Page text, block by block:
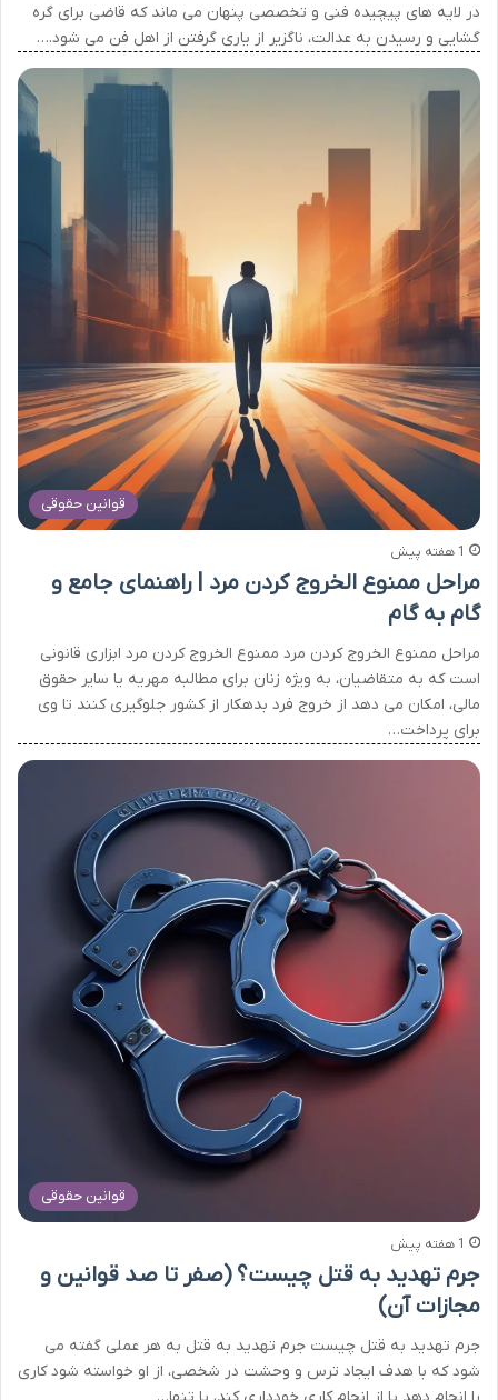
در لایه های پیچیده فنی و تخصصی پنهان می ماند که قاضی برای گره
گشایی و رسیدن به عدالت، ناگزیر از یاری گرفتن از اهل فن می شود.…
قوانین حقوقی
1 هفته پیش
مراحل ممنوع الخروج کردن مرد | راهنمای جامع و
گام به گام
مراحل ممنوع الخروج کردن مرد ممنوع الخروج کردن مرد ابزاری قانونی
است که به متقاضیان، به ویژه زنان برای مطالبه مهریه یا سایر حقوق
مالی، امکان می دهد از خروج فرد بدهکار از کشور جلوگیری کنند تا وی
برای پرداخت…
قوانین حقوقی
1 هفته پیش
جرم تهدید به قتل چیست؟ (صفر تا صد قوانین و
مجازات آن)
جرم تهدید به قتل چیست جرم تهدید به قتل به هر عملی گفته می
شود که با هدف ایجاد ترس و وحشت در شخصی، از او خواسته شود کاری